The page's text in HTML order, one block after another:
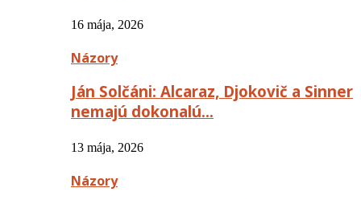
16 mája, 2026
Názory
Ján Solčáni: Alcaraz, Djokovič a Sinner
nemajú dokonalú…
13 mája, 2026
Názory